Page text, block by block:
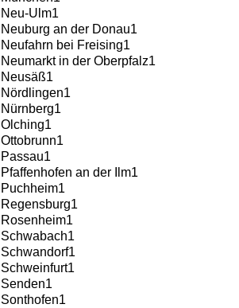
Neu-Ulm1
Neuburg an der Donau1
Neufahrn bei Freising1
Neumarkt in der Oberpfalz1
Neusäß1
Nördlingen1
Nürnberg1
Olching1
Ottobrunn1
Passau1
Pfaffenhofen an der Ilm1
Puchheim1
Regensburg1
Rosenheim1
Schwabach1
Schwandorf1
Schweinfurt1
Senden1
Sonthofen1